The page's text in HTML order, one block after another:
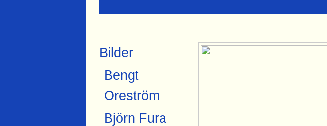
Bilder
Bengt
Oreström
Björn Fura